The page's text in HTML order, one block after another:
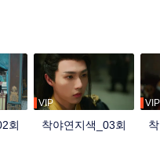
회
VIP
착야연지색_03회
VIP